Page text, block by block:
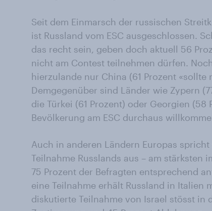
Seit dem Einmarsch der russischen
ist Russland vom ESC ausgeschlossen.
das recht sein, geben doch aktuell 56
nicht am Contest teilnehmen dürfen.
hierzulande nur China (61 Prozent
Demgegenüber sind Länder wie Zypern
die Türkei (61 Prozent) oder Georgien (58
Bevölkerung am ESC durchaus
Auch in anderen Ländern Europas
Teilnahme Russlands aus – am stärksten
75 Prozent der Befragten entsprechend
eine Teilnahme erhält Russland in Italien
diskutierte Teilnahme von Israel stösst in